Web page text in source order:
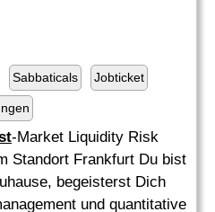
Sabbaticals Jobticket
-Market Liquidity Risk
Standort Frankfurt Du bist
begeisterst Dich
und quantitative